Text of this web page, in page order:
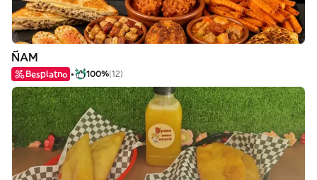
ÑAM
Besplatno 100%(12)